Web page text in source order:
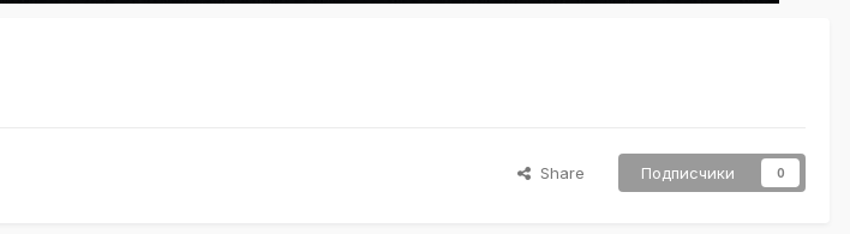
Share Подписчики 0